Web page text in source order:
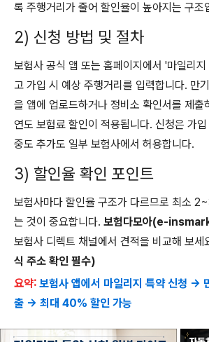
록 주행거리가 줄어 할인율이 높아지는 구조
2) 신청 방법 및 절차
보험사 공식 앱 또는 홈페이지에서 '마일리
고 가입 시 예상 주행거리를 입력합니다. 만기
을 앱에 업로드하거나 정비소 확인서를 제출
연도 보험료 할인이 적용됩니다. 신청은 가
중도 추가도 일부 보험사에서 허용합니다.
3) 할인율 확인 포인트
보험사마다 할인율 구조가 다르므로 최소
는 것이 중요합니다. 보험다모아(e-
보험사 디렉트 채널에서 견적을 비교해 보세
식 주소 확인 필수)
요약: 보험사 앱에서 마일리지 특약 신청 →
출 → 최대 40% 할인 가능